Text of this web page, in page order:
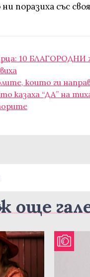
поразиха със
10 БЛАГОРОДНИ
които ги
казаха “ДА” на
още